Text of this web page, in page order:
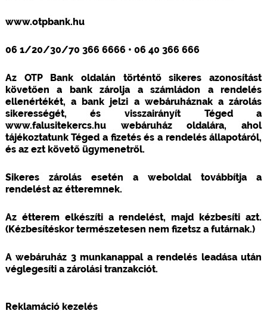
www.otpbank.hu
06 1/20/30/70 366 6666 • 06 40 366 666
Az OTP Bank oldalán történtő sikeres azonosítást
követően a bank zárolja a számládon a rendelés
ellenértékét, a bank jelzi a webáruháznak a zárolás
sikerességét, és visszairányít Téged a
www.falusitekercs.hu webáruház oldalára, ahol
tájékoztatunk Téged a fizetés és a rendelés állapotáról,
és az ezt követő ügymenetről.
Sikeres zárolás esetén a weboldal továbbítja a
rendelést az étteremnek.
Az étterem elkészíti a rendelést, majd kézbesíti azt.
(Kézbesítéskor természetesen nem fizetsz a futárnak.)
A webáruház 3 munkanappal a rendelés leadása után
véglegesíti a zárolási tranzakciót.
Reklamáció kezelés